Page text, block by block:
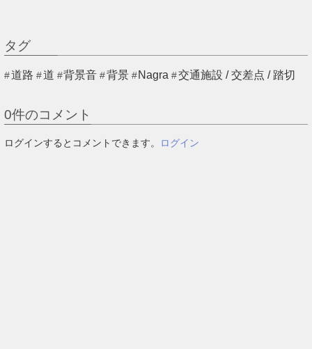
タグ
道路 道 背景音 背景 Nagra 交通施設 / 交差点 / 踏切
0件のコメント
ログインするとコメントできます。 ログイン